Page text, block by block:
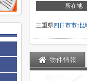
所在地
三重県四日市市北
物件情報